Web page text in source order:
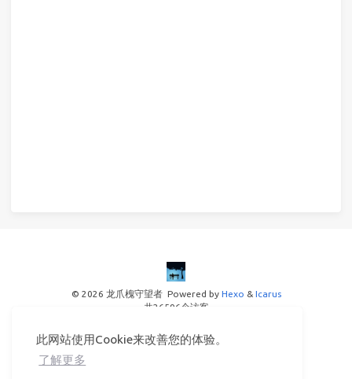
此网站使用Cookie来改善您的体验。
了解更多
© 2026 龙爪槐守望者Powered by Hexo & Icarus
共26596 个访客
备案号：湘ICP备15019925号-1